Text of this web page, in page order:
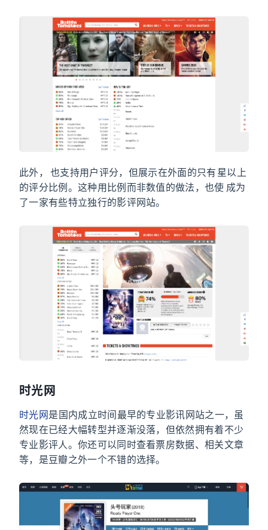
此外，Rotten Tomatoes 也支持用户评分，但展示在外面的只有 3.5 星以上
的评分比例。这种用比例而非数值的做法，也使 Rotten Tomatoes 成为
了一家有些特立独行的影评网站。
时光网
时光网是国内成立时间最早的专业影讯网站之一，虽
然现在已经大幅转型并逐渐没落，但依然拥有着不少
专业影评人。你还可以同时查看票房数据、相关文章
等，是豆瓣之外一个不错的选择。